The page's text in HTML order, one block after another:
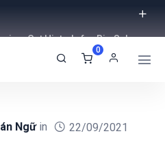
Get Histudy for Big Sale
0
Ngữin 22/09/2021